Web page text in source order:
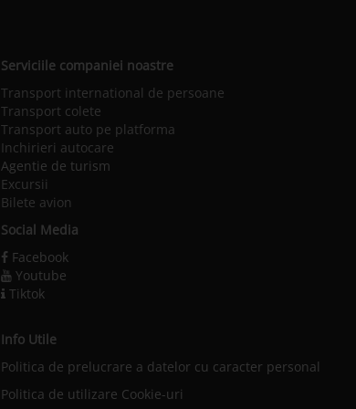
Serviciile companiei noastre
Transport international de persoane
Transport colete
Transport auto pe platforma
Inchirieri autocare
Agentie de turism
Excursii
Bilete avion
Social Media
Facebook
Youtube
Tiktok
Info Utile
Politica de prelucrare a datelor cu caracter personal
Politica de utilizare Cookie-uri